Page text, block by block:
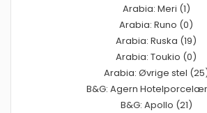
Arabia: Meri (1)
Arabia: Runo (0)
Arabia: Ruska (19)
Arabia: Toukio (0)
Arabia: Øvrige stel
B&G: Agern
B&G: Apollo (21)